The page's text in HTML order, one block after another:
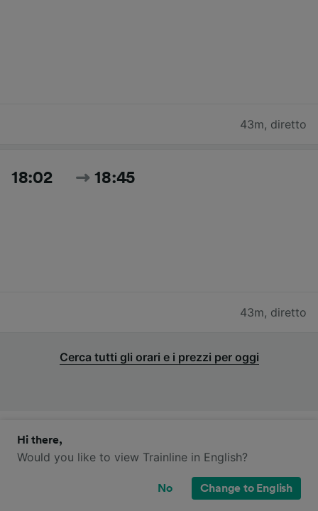
43m, diretto
18:02 18:45
43m, diretto
Cerca tutti gli orari e i prezzi per oggi
Quali compagnie ferroviarie operano
sulla tratta da Garmisch-
Partenkirchen a Seefeld in Tirol?
Hi there,
Would you like to view Trainline in English?
No Change to English